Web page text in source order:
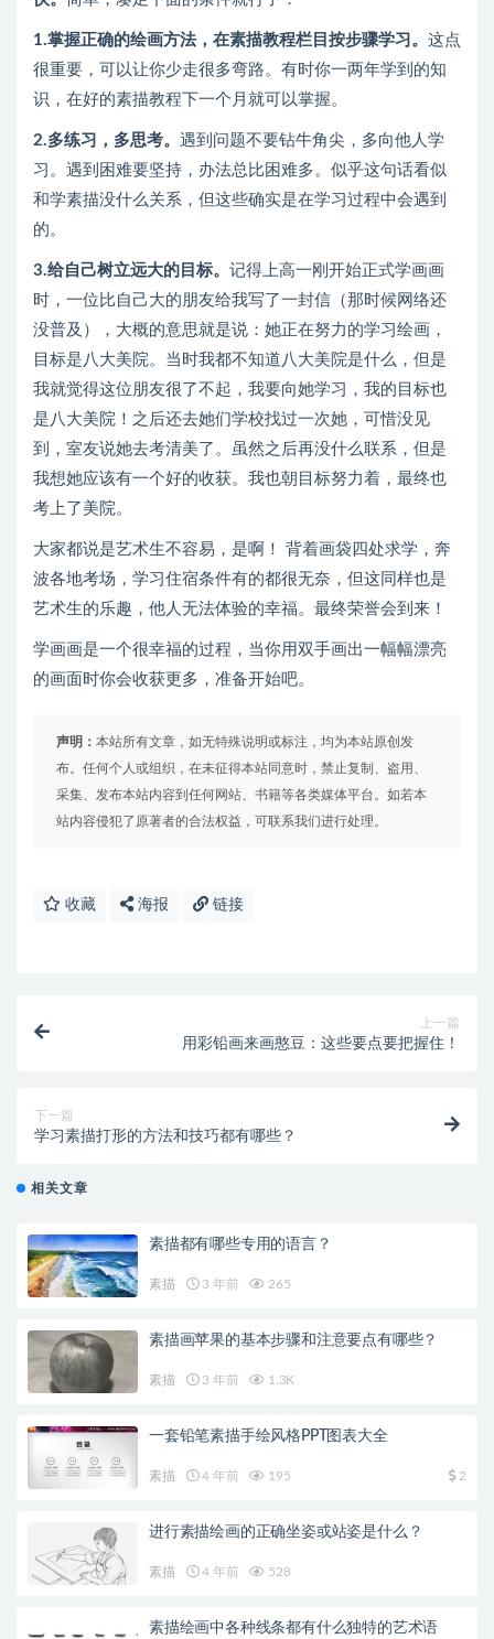
1.掌握正确的绘画方法，在素描教程栏目按步骤学习。 这点
很重要，可以让你少走很多弯路。有时你一两年学到的知
识，在好的素描教程下一个月就可以掌握。
2.多练习，多思考。 遇到问题不要钻牛角尖，多向他人学
习。遇到困难要坚持，办法总比困难多。似乎这句话看似
和学素描没什么关系，但这些确实是在学习过程中会遇到
的。
3.给自己树立远大的目标。 记得上高一刚开始正式学画画
时，一位比自己大的朋友给我写了一封信（那时候网络还
没普及），大概的意思就是说：她正在努力的学习绘画，
目标是八大美院。当时我都不知道八大美院是什么，但是
我就觉得这位朋友很了不起，我要向她学习，我的目标也
是八大美院！之后还去她们学校找过一次她，可惜没见
到，室友说她去考清美了。虽然之后再没什么联系，但是
我想她应该有一个好的收获。我也朝目标努力着，最终也
考上了美院。
大家都说是艺术生不容易，是啊！ 背着画袋四处求学，奔
波各地考场，学习住宿条件有的都很无奈，但这同样也是
艺术生的乐趣，他人无法体验的幸福。最终荣誉会到来！
学画画是一个很幸福的过程，当你用双手画出一幅幅漂亮
的画面时你会收获更多，准备开始吧。
声明： 本站所有文章，如无特殊说明或标注，均为本站原创发
布。任何个人或组织，在未征得本站同意时，禁止复制、盗用、
采集、发布本站内容到任何网站、书籍等各类媒体平台。如若本
站内容侵犯了原著者的合法权益，可联系我们进行处理。
收藏 海报 链接
上一篇
用彩铅画来画憨豆：这些要点要把握住！
下一篇
学习素描打形的方法和技巧都有哪些？
相关文章
素描都有哪些专用的语言？
素描 3 年前 265
素描画苹果的基本步骤和注意要点有哪些？
素描 3 年前 1.3K
一套铅笔素描手绘风格PPT图表大全
素描 4 年前 195 2
进行素描绘画的正确坐姿或站姿是什么？
素描 4 年前 528
素描绘画中各种线条都有什么独特的艺术语